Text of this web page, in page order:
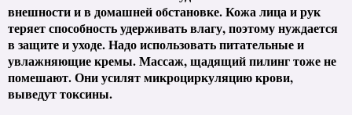
внешности и в домашней обстановке. Кожа лица и рук
теряет способность удерживать влагу, поэтому нуждается
в защите и уходе. Надо использовать питательные и
увлажняющие кремы. Массаж, щадящий пилинг тоже не
помешают. Они усилят микроциркуляцию крови,
выведут токсины.